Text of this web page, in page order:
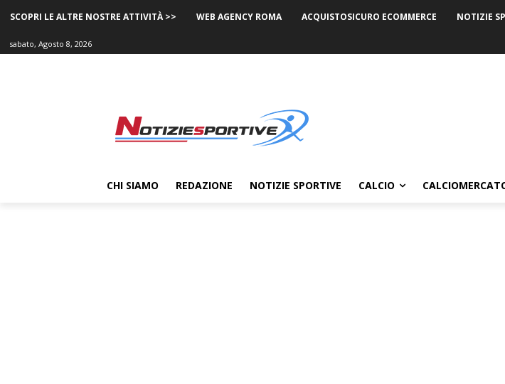
SCOPRI LE ALTRE NOSTRE ATTIVITÀ >> WEB AGENCY ROMA ACQUISTOSICURO ECOMMERCE NOTIZIE
sabato, Agosto 8, 2026
CHI SIAMO REDAZIONE NOTIZIE SPORTIVE CALCIO